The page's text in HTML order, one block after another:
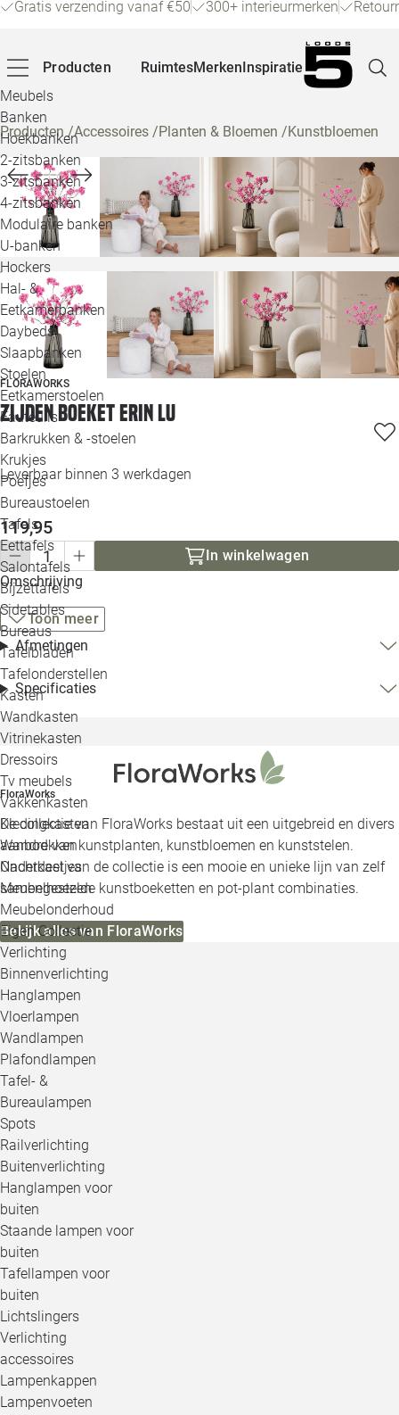
Gratis verzending vanaf €50 300+ interieurmerken
Producten
Meubels
Banken
Hoekbanken
2-zitsbanken
3-zitsbanken
4-zitsbanken
Modulaire banken
U-banken
Hockers
Hal- &
Eetkamerbanken
Daybeds
Slaapbanken
Stoelen
Eetkamerstoelen
Fauteuils
Barkrukken & -stoelen
Krukjes
Poefjes
Bureaustoelen
Tafels
Eettafels
Salontafels
Bijzettafels
Sidetables
Bureaus
Tafelbladen
Tafelonderstellen
Kasten
Wandkasten
Vitrinekasten
Dressoirs
Tv meubels
Vakkenkasten
Kledingkasten
Wandrekken
Nachtkastjes
Meubelhoezen
Meubelonderhoud
Eigen Collectie
Verlichting
Binnenverlichting
Hanglampen
Vloerlampen
Wandlampen
Plafondlampen
Tafel- &
Bureaulampen
Spots
Railverlichting
Buitenverlichting
Hanglampen voor
buiten
Staande lampen voor
buiten
Tafellampen voor
buiten
Lichtslingers
Verlichting
accessoires
Lampenkappen
Lampenvoeten
RuimtesMerkenInspiratie
Producten/Accessoires /Planten & Bloemen /Kunstbloemen
FLORAWORKS
Zijden boeket Erin Lu
Leverbaar binnen 3 werkdagen
119,95
In winkelwagen
Omschrijving
Toon meer
Afmetingen
Specificaties
FloraWorks
De collectie van FloraWorks bestaat uit een uitgebreid en divers
aanbod van kunstplanten, kunstbloemen en kunststelen.
Onderdeel van de collectie is een mooie en unieke lijn van zelf
samengestelde kunstboeketten en pot-plant combinaties.
Bekijk alles van FloraWorks